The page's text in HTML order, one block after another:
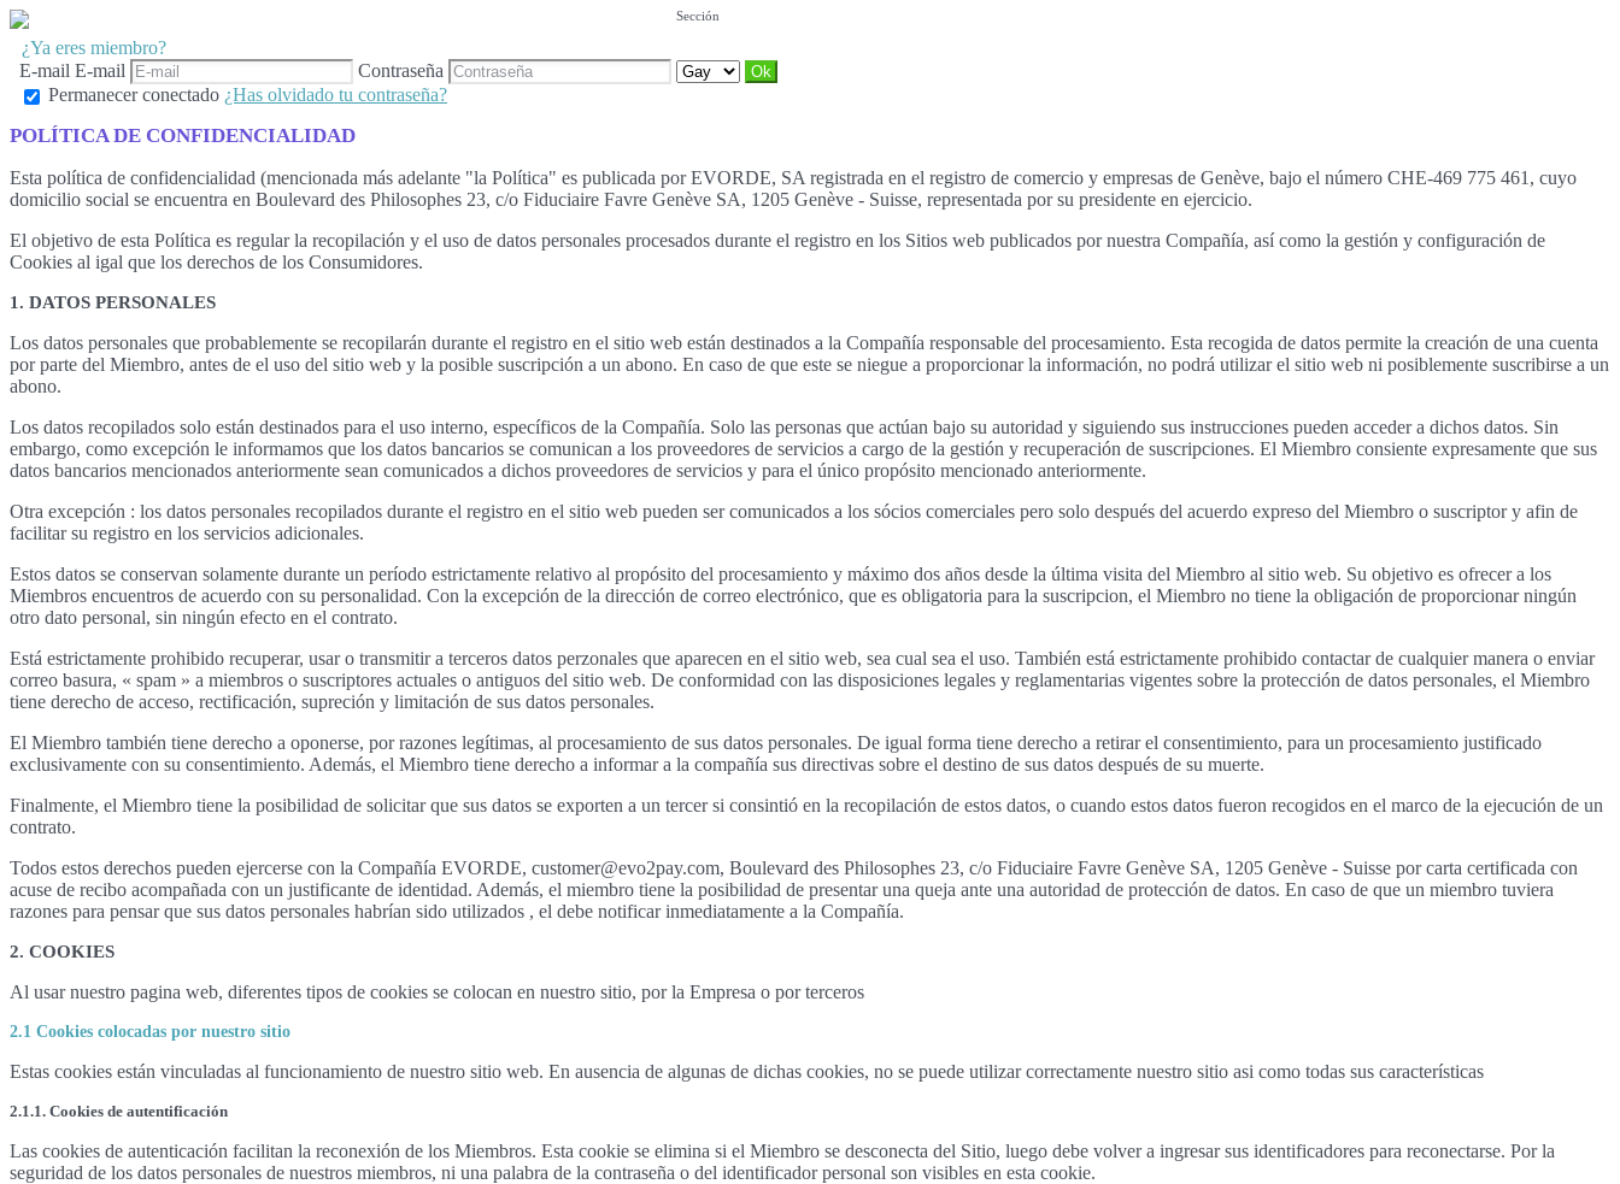
¿Ya eres miembro?
E-mail E-mail Contraseña
Sección
Permanecer conectado ¿Has olvidado tu contraseña?
POLÍTICA DE CONFIDENCIALIDAD
Esta política de confidencialidad (mencionada más adelante "la Política" es publicada por EVORDE, SA registrada en el registro de comercio y empresas de Genève, bajo el número CHE-469 775 461, cuyo
domicilio social se encuentra en Boulevard des Philosophes 23, c/o Fiduciaire Favre Genève SA, 1205 Genève - Suisse, representada por su presidente en ejercicio.
El objetivo de esta Política es regular la recopilación y el uso de datos personales procesados durante el registro en los Sitios web publicados por nuestra Compañía, así como la gestión y configuración de
Cookies al igal que los derechos de los Consumidores.
1. DATOS PERSONALES
Los datos personales que probablemente se recopilarán durante el registro en el sitio web están destinados a la Compañía responsable del procesamiento. Esta recogida de datos permite la creación de una cuenta
por parte del Miembro, antes de el uso del sitio web y la posible suscripción a un abono. En caso de que este se niegue a proporcionar la información, no podrá utilizar el sitio web ni posiblemente suscribirse a un
abono.
Los datos recopilados solo están destinados para el uso interno, específicos de la Compañía. Solo las personas que actúan bajo su autoridad y siguiendo sus instrucciones pueden acceder a dichos datos. Sin
embargo, como excepción le informamos que los datos bancarios se comunican a los proveedores de servicios a cargo de la gestión y recuperación de suscripciones. El Miembro consiente expresamente que sus
datos bancarios mencionados anteriormente sean comunicados a dichos proveedores de servicios y para el único propósito mencionado anteriormente.
Otra excepción : los datos personales recopilados durante el registro en el sitio web pueden ser comunicados a los sócios comerciales pero solo después del acuerdo expreso del Miembro o suscriptor y afin de
facilitar su registro en los servicios adicionales.
Estos datos se conservan solamente durante un período estrictamente relativo al propósito del procesamiento y máximo dos años desde la última visita del Miembro al sitio web. Su objetivo es ofrecer a los
Miembros encuentros de acuerdo con su personalidad. Con la excepción de la dirección de correo electrónico, que es obligatoria para la suscripcion, el Miembro no tiene la obligación de proporcionar ningún
otro dato personal, sin ningún efecto en el contrato.
Está estrictamente prohibido recuperar, usar o transmitir a terceros datos perzonales que aparecen en el sitio web, sea cual sea el uso. También está estrictamente prohibido contactar de cualquier manera o enviar
correo basura, « spam » a miembros o suscriptores actuales o antiguos del sitio web. De conformidad con las disposiciones legales y reglamentarias vigentes sobre la protección de datos personales, el Miembro
tiene derecho de acceso, rectificación, supreción y limitación de sus datos personales.
El Miembro también tiene derecho a oponerse, por razones legítimas, al procesamiento de sus datos personales. De igual forma tiene derecho a retirar el consentimiento, para un procesamiento justificado
exclusivamente con su consentimiento. Además, el Miembro tiene derecho a informar a la compañía sus directivas sobre el destino de sus datos después de su muerte.
Finalmente, el Miembro tiene la posibilidad de solicitar que sus datos se exporten a un tercer si consintió en la recopilación de estos datos, o cuando estos datos fueron recogidos en el marco de la ejecución de un
contrato.
Todos estos derechos pueden ejercerse con la Compañía EVORDE, customer@evo2pay.com, Boulevard des Philosophes 23, c/o Fiduciaire Favre Genève SA, 1205 Genève - Suisse por carta certificada con
acuse de recibo acompañada con un justificante de identidad. Además, el miembro tiene la posibilidad de presentar una queja ante una autoridad de protección de datos. En caso de que un miembro tuviera
razones para pensar que sus datos personales habrían sido utilizados , el debe notificar inmediatamente a la Compañía.
2. COOKIES
Al usar nuestro pagina web, diferentes tipos de cookies se colocan en nuestro sitio, por la Empresa o por terceros
2.1 Cookies colocadas por nuestro sitio
Estas cookies están vinculadas al funcionamiento de nuestro sitio web. En ausencia de algunas de dichas cookies, no se puede utilizar correctamente nuestro sitio asi como todas sus características
2.1.1. Cookies de autentificación
Las cookies de autenticación facilitan la reconexión de los Miembros. Esta cookie se elimina si el Miembro se desconecta del Sitio, luego debe volver a ingresar sus identificadores para reconectarse. Por la
seguridad de los datos personales de nuestros miembros, ni una palabra de la contraseña o del identificador personal son visibles en esta cookie.